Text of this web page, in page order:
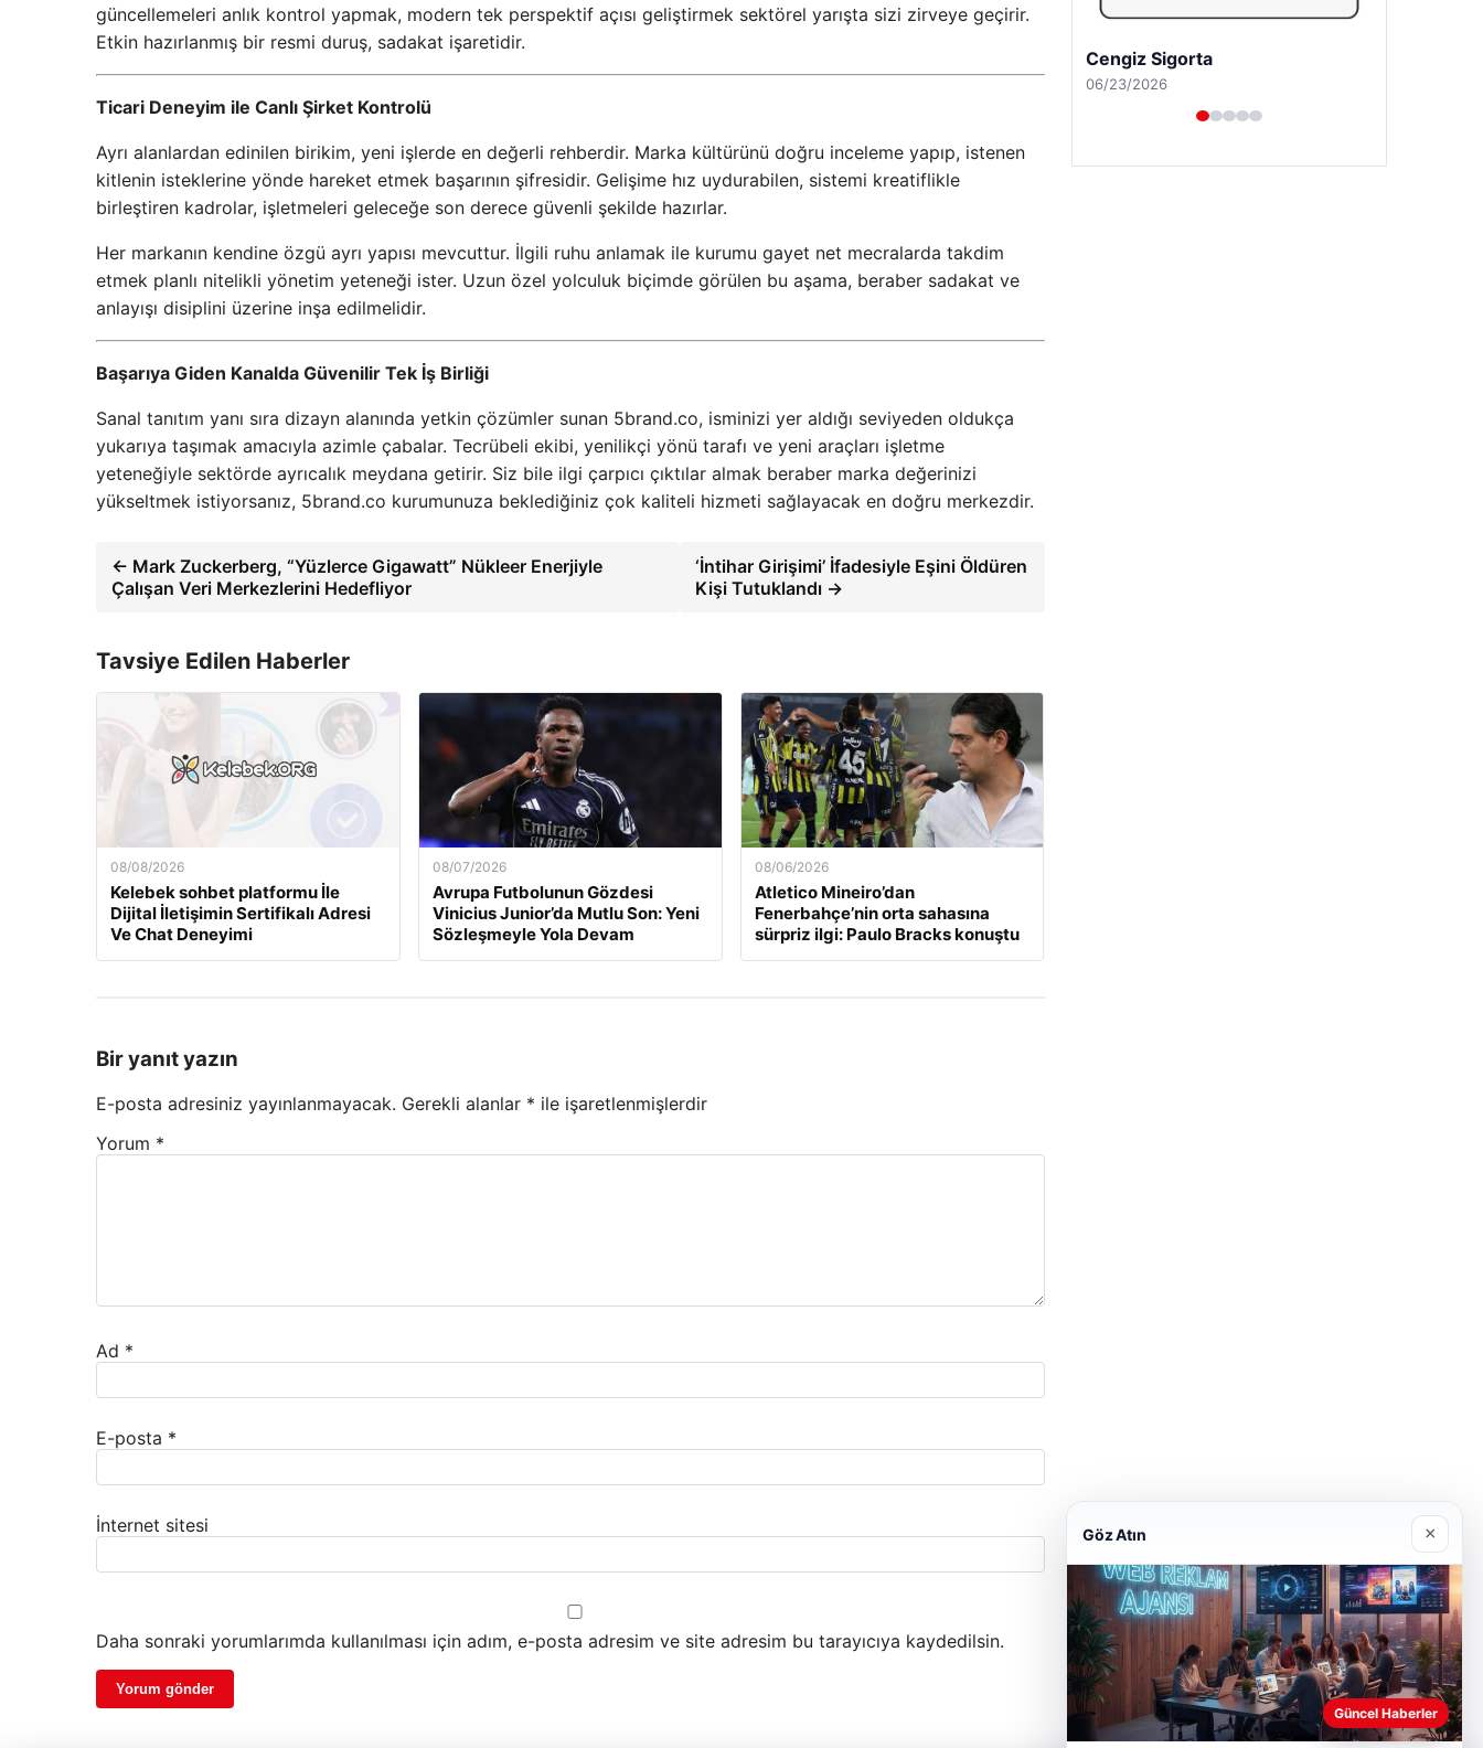
güncellemeleri anlık kontrol yapmak, modern tek perspektif açısı geliştirmek sektörel yarışta sizi zirveye geçirir.
Etkin hazırlanmış bir resmi duruş, sadakat işaretidir.
Ticari Deneyim ile Canlı Şirket Kontrolü
Ayrı alanlardan edinilen birikim, yeni işlerde en değerli rehberdir. Marka kültürünü doğru inceleme yapıp, istenen
kitlenin isteklerine yönde hareket etmek başarının şifresidir. Gelişime hız uydurabilen, sistemi kreatiflikle
birleştiren kadrolar, işletmeleri geleceğe son derece güvenli şekilde hazırlar.
Her markanın kendine özgü ayrı yapısı mevcuttur. İlgili ruhu anlamak ile kurumu gayet net mecralarda takdim
etmek planlı nitelikli yönetim yeteneği ister. Uzun özel yolculuk biçimde görülen bu aşama, beraber sadakat ve
anlayışı disiplini üzerine inşa edilmelidir.
Başarıya Giden Kanalda Güvenilir Tek İş Birliği
Sanal tanıtım yanı sıra dizayn alanında yetkin çözümler sunan 5brand.co, isminizi yer aldığı seviyeden oldukça
yukarıya taşımak amacıyla azimle çabalar. Tecrübeli ekibi, yenilikçi yönü tarafı ve yeni araçları işletme
yeteneğiyle sektörde ayrıcalık meydana getirir. Siz bile ilgi çarpıcı çıktılar almak beraber marka değerinizi
yükseltmek istiyorsanız, 5brand.co kurumunuza beklediğiniz çok kaliteli hizmeti sağlayacak en doğru merkezdir.
← Mark Zuckerberg, “Yüzlerce Gigawatt” Nükleer Enerjiyle
Çalışan Veri Merkezlerini Hedefliyor
‘İntihar Girişimi’ İfadesiyle Eşini Öldüren
Kişi Tutuklandı →
Tavsiye Edilen Haberler
08/08/2026
Kelebek sohbet platformu İle
Dijital İletişimin Sertifikalı Adresi
Ve Chat Deneyimi
08/07/2026
Avrupa Futbolunun Gözdesi
Vinicius Junior’da Mutlu Son: Yeni
Sözleşmeyle Yola Devam
08/06/2026
Atletico Mineiro’dan
Fenerbahçe’nin orta sahasına
sürpriz ilgi: Paulo Bracks konuştu
Bir yanıt yazın
E-posta adresiniz yayınlanmayacak. Gerekli alanlar * ile işaretlenmişlerdir
Yorum *
Ad *
E-posta *
İnternet sitesi
Daha sonraki yorumlarımda kullanılması için adım, e-posta adresim ve site adresim bu tarayıcıya kaydedilsin.
Hastaş Beton
05/26/2026
Göz Atın ×
Güncel Haberler